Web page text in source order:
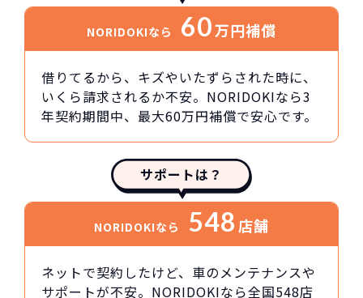
NORIDOKIなら 60万円補償
借りてるから、キズやいたずらされた時に、
いくら請求されるか不安。NORIDOKIなら3
年契約期間中、最大60万円補償で安心です。
サポートは？
NORIDOKIなら 548 店舗
ネットで契約したけど、車のメンテナンスや
サポートが不安。NORIDOKIなら全国548店